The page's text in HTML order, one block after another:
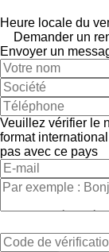
Heure locale du
Demander un
Envoyer un
Veuillez vérifier le
format
pas avec ce pays